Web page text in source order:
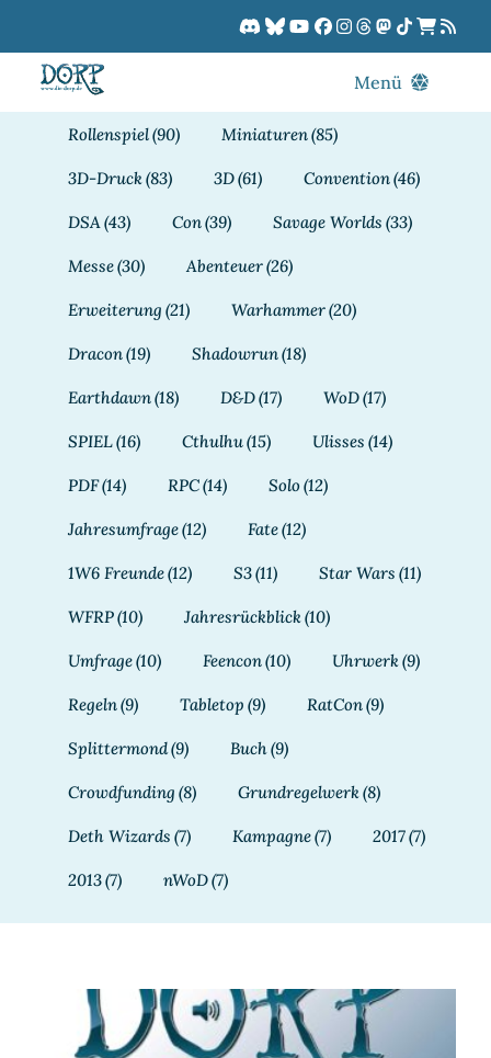
springen
Menü
Rollenspiel(90) Miniaturen(85)
3D-Druck(83) 3D(61) Convention(46)
DSA (43) Con(39) Savage Worlds (33)
Messe(30) Abenteuer(26)
Erweiterung (21) Warhammer(20)
Dracon(19) Shadowrun(18)
Earthdawn(18) D&D(17) WoD(17)
SPIEL(16) Cthulhu(15) Ulisses (14)
PDF(14) RPC(14) Solo(12)
Jahresumfrage(12) Fate(12)
1W6 Freunde(12) S3(11) Star Wars (11)
WFRP(10) Jahresrückblick(10)
Umfrage(10) Feencon(10) Uhrwerk(9)
Regeln(9) Tabletop (9) RatCon(9)
Splittermond(9) Buch(9)
Crowdfunding (8) Grundregelwerk(8)
Deth Wizards (7) Kampagne(7) 2017(7)
2013(7) nWoD(7)